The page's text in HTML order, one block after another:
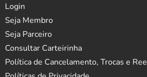
Login
Seja Membro
Seja Parceiro
Consultar Carteirinha
Política de Cancelamento, Trocas e